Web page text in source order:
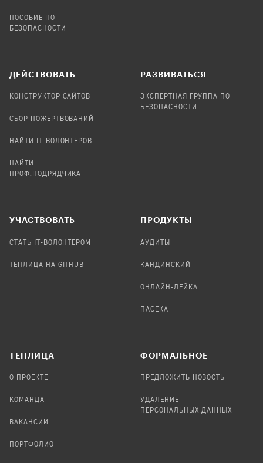
ПОСОБИЕ ПО
БЕЗОПАСНОСТИ
ДЕЙСТВОВАТЬ
КОНСТРУКТОР САЙТОВ
СБОР ПОЖЕРТВОВАНИЙ
НАЙТИ IT-ВОЛОНТЕРОВ
НАЙТИ
ПРОФ.ПОДРЯДЧИКА
РАЗВИВАТЬСЯ
ЭКСПЕРТНАЯ ГРУППА ПО
БЕЗОПАСНОСТИ
УЧАСТВОВАТЬ
СТАТЬ IT-ВОЛОНТЕРОМ
ТЕПЛИЦА НА GITHUB
ПРОДУКТЫ
АУДИТЫ
КАНДИНСКИЙ
ОНЛАЙН-ЛЕЙКА
ПАСЕКА
TЕПЛИЦА
О ПРОЕКТЕ
КОМАНДА
ВАКАНСИИ
ПОРТФОЛИО
ФОРМАЛЬНОЕ
ПРЕДЛОЖИТЬ НОВОСТЬ
УДАЛЕНИЕ
ПЕРСОНАЛЬНЫХ ДАННЫХ